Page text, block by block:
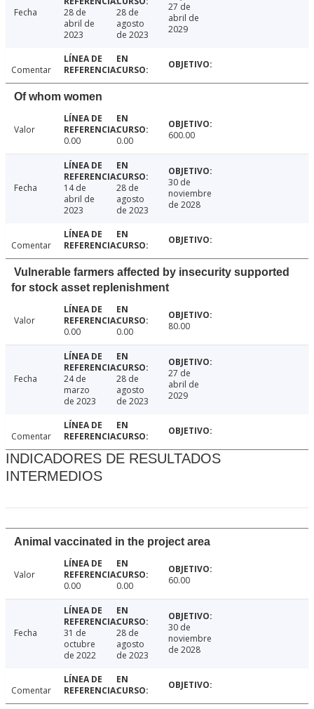
Fecha
28 de
abril de
2023
28 de
agosto
de 2023
27 de
abril de
2029
Comentar
Of whom women
Valor
0.00
0.00 600.00
Fecha
14 de
abril de
2023
28 de
agosto
de 2023
30 de
noviembre
de 2028
Comentar
Vulnerable farmers affected by insecurity supported
for stock asset replenishment
Valor
0.00
0.00 80.00
Fecha
24 de
marzo
de 2023
28 de
agosto
de 2023
27 de
abril de
2029
Comentar
INDICADORES DE RESULTADOS
INTERMEDIOS
Animal vaccinated in the project area
Valor
0.00
0.00 60.00
Fecha
31 de
octubre
de 2022
28 de
agosto
de 2023
30 de
noviembre
de 2028
Comentar